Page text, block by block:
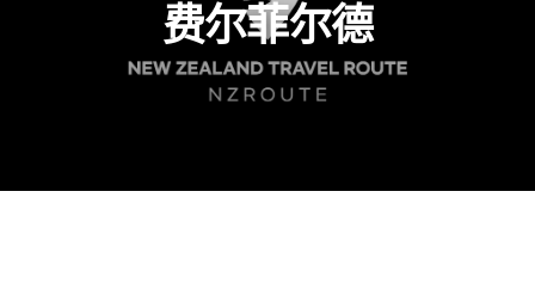
费尔菲尔德